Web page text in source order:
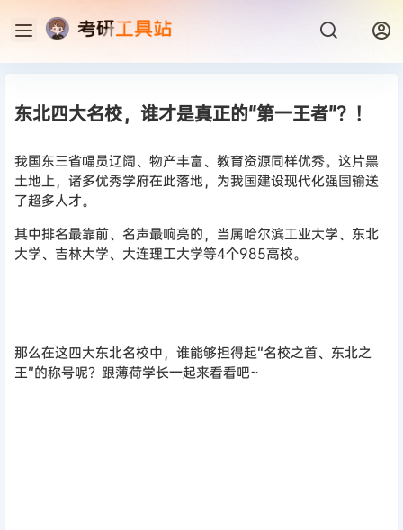
东北四大名校，谁才是真正的“第一王者”？！
我国东三省幅员辽阔、物产丰富、教育资源同样优秀。这片黑
土地上，诸多优秀学府在此落地，为我国建设现代化强国输送
了超多人才。
其中排名最靠前、名声最响亮的，当属哈尔滨工业大学、东北
大学、吉林大学、大连理工大学等4个985高校。
那么在这四大东北名校中，谁能够担得起“名校之首、东北之
王”的称号呢？跟薄荷学长一起来看看吧~